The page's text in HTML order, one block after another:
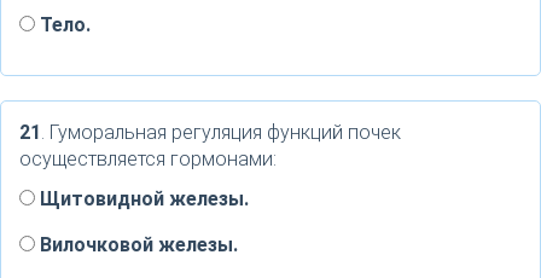
Тело.
21. Гуморальная регуляция функций почек
осуществляется гормонами:
Щитовидной железы.
Вилочковой железы.